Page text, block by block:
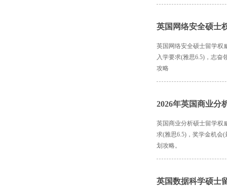
英国网络安全硕士
英国网络安全硕士留学权
入学要求(雅思6.5)，志奋
攻略
2026年英国商业分
英国商业分析硕士留学权
求(雅思6.5)，奖学金机会(
划攻略。
英国数据科学硕士